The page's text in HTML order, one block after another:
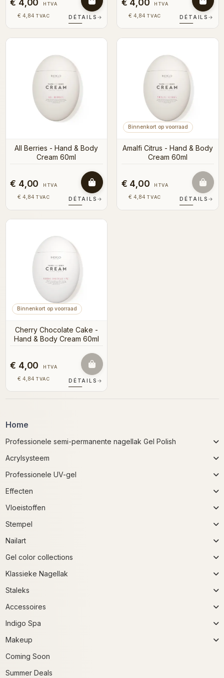
€ 4,00 HTVA
€ 4,84 TVAC DÉTAILS →
€ 4,00 HTVA
€ 4,84 TVAC DÉTAILS →
All Berries - Hand & Body
Cream 60ml
€ 4,00 HTVA
€ 4,84 TVAC DÉTAILS →
Binnenkort op voorraad
Amalfi Citrus - Hand & Body
Cream 60ml
€ 4,00 HTVA
€ 4,84 TVAC DÉTAILS →
Binnenkort op voorraad
Cherry Chocolate Cake -
Hand & Body Cream 60ml
€ 4,00 HTVA
€ 4,84 TVAC DÉTAILS →
Home
Professionele semi-permanente nagellak Gel Polish
Acrylsysteem
Professionele UV-gel
Effecten
Vloeistoffen
Stempel
Nailart
Gel color collections
Klassieke Nagellak
Staleks
Accessoires
Indigo Spa
Makeup
Coming Soon
Summer Deals